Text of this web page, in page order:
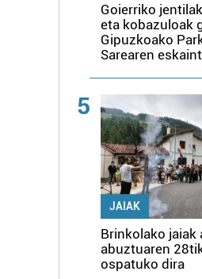
Goierriko
eta kobazuloak
Gipuzkoako
Sarearen
5
JAIAK
Brinkolako jaiak
abuztuaren
ospatuko dira